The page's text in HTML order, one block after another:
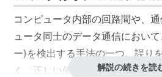
コンピュータ内部の回路間や、
ュータ同士のデータ通信におい
ー)を検出する手法の一つ。誤り
く、正しい値に訂正することも
解説の続きを読